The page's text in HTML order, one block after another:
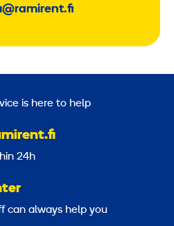
is here to help
24h
can always help you